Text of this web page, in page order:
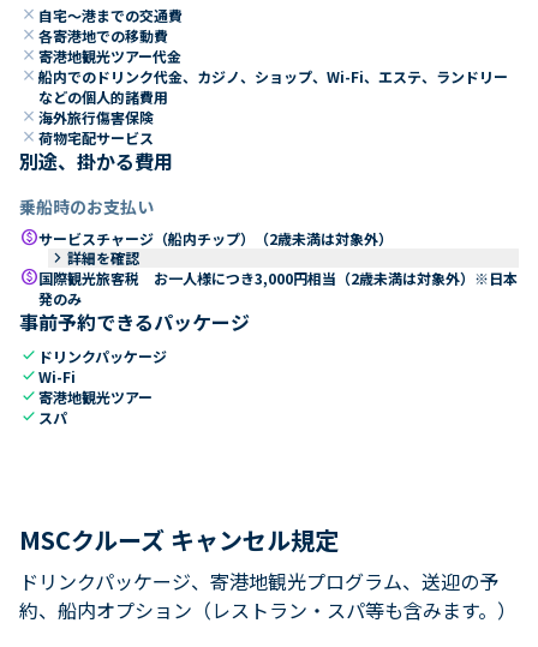
close 自宅～港までの交通費
close 各寄港地での移動費
close 寄港地観光ツアー代金
close 船内でのドリンク代金、カジノ、ショップ、Wi-Fi、エステ、ランドリー
などの個人的諸費用
close 海外旅行傷害保険
close 荷物宅配サービス
別途、掛かる費用
乗船時のお支払い
paidサービスチャージ（船内チップ）（2歳未満は対象外）
keyboard_arrow_right 詳細を確認
paid国際観光旅客税 お一人様につき3,000円相当（2歳未満は対象外）※日本
発のみ
事前予約できるパッケージ
check ドリンクパッケージ
checkWi-Fi
check寄港地観光ツアー
check スパ
MSCクルーズ キャンセル規定
ドリンクパッケージ、寄港地観光プログラム、送迎の予
約、船内オプション（レストラン・スパ等も含みます。）